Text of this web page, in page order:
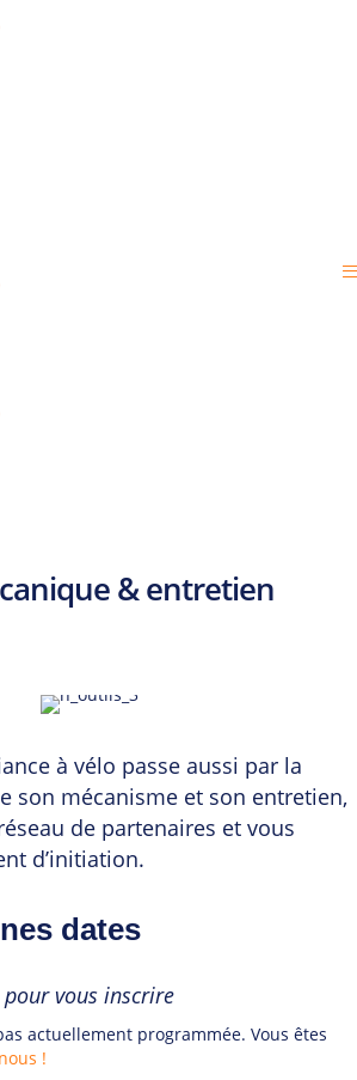
& entretien
à vélo passe aussi par la
son mécanisme et son entretien,
de partenaires et vous
d’initiation.
dates
vous inscrire
actuellement programmée. Vous êtes
!